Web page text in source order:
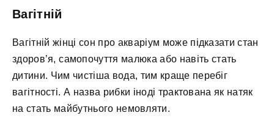
Вагітній
Вагітній жінці сон про акваріум може підказати стан
здоров’я, самопочуття малюка або навіть стать
дитини. Чим чистіша вода, тим краще перебіг
вагітності. А назва рибки іноді трактована як натяк
на стать майбутнього немовляти.